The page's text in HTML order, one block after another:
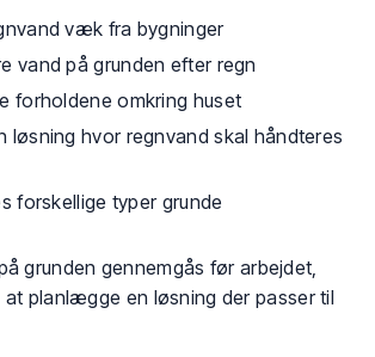
væk fra bygninger
vand på grunden efter regn
forholdene omkring huset
løsning hvor regnvand skal håndteres
forskellige typer grunde
grunden gennemgås før arbejdet,
planlægge en løsning der passer til